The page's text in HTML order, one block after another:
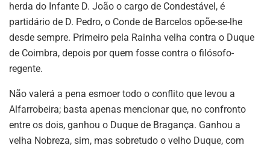
herda do Infante D. João o cargo de Condestável, é
partidário de D. Pedro, o Conde de Barcelos opõe-se-lhe
desde sempre. Primeiro pela Rainha velha contra o Duque
de Coimbra, depois por quem fosse contra o filósofo-
regente.
Não valerá a pena esmoer todo o conflito que levou a
Alfarrobeira; basta apenas mencionar que, no confronto
entre os dois, ganhou o Duque de Bragança. Ganhou a
velha Nobreza, sim, mas sobretudo o velho Duque, com